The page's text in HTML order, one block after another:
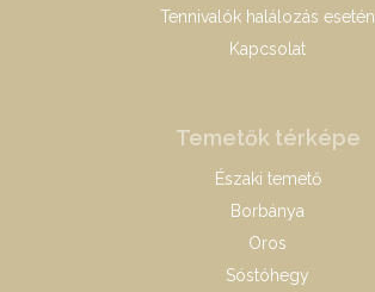
Tennivalók halálozás esetén
Kapcsolat
Temetők térképe
Északi temető
Borbánya
Oros
Sóstóhegy